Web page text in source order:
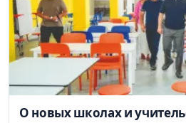
О новых школах и